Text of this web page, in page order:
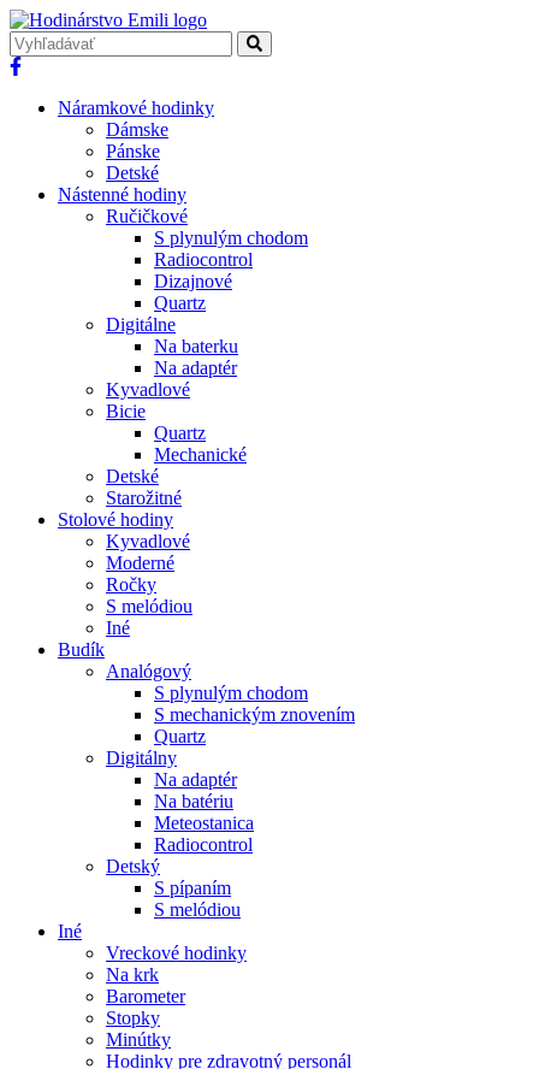
Náramkové hodinky
Dámske
Pánske
Detské
Nástenné hodiny
Ručičkové
S plynulým chodom
Radiocontrol
Dizajnové
Quartz
Digitálne
Na baterku
Na adaptér
Kyvadlové
Bicie
Quartz
Mechanické
Detské
Starožitné
Stolové hodiny
Kyvadlové
Moderné
Ročky
S melódiou
Iné
Budík
Analógový
S plynulým chodom
S mechanickým znovením
Quartz
Digitálny
Na adaptér
Na batériu
Meteostanica
Radiocontrol
Detský
S pípaním
S melódiou
Iné
Vreckové hodinky
Na krk
Barometer
Stopky
Minútky
Hodinky pre zdravotný personál